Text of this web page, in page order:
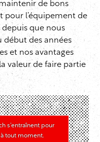
de bons
pour l’équipement de
que nous
début des années
et nos avantages
valeur de faire partie
s’entraînent pour
tout moment.